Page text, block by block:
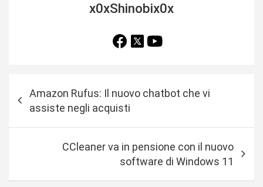
x0xShinobix0x
a
Amazon Rufus: Il nuovo chatbot che vi
assiste negli acquisti
CCleaner va in pensione con il nuovo
software di Windows 11